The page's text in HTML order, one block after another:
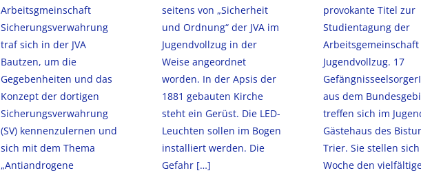
Arbeitsgmeinschaft
Sicherungsverwahrung
traf sich in der JVA
Bautzen, um die
Gegebenheiten und das
Konzept der dortigen
Sicherungsverwahrung
(SV) kennenzulernen und
sich mit dem Thema
„Antiandrogene
seitens von „Sicherheit
und Ordnung“ der JVA im
Jugendvollzug in der
Weise angeordnet
worden. In der Apsis der
1881 gebauten Kirche
steht ein Gerüst. Die LED-
Leuchten sollen im Bogen
installiert werden. Die
Gefahr[…]
provokante Titel zur
Studientagung der
Arbeitsgemeinschaft
Jugendvollzug. 17
aus dem
treffen sich im
Gästehaus des
Trier. Sie stellen
Woche den